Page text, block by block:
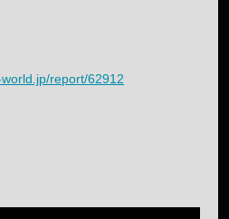
report/62912